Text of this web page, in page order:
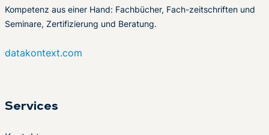
Kompetenz aus einer Hand: Fachbücher, Fach-zeitschriften und
Seminare, Zertifizierung und Beratung.
datakontext.com
Services